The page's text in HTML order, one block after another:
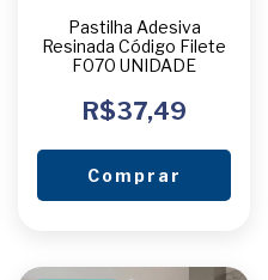
Pastilha Adesiva
Resinada Código Filete
F070 UNIDADE
R$37,49
Comprar